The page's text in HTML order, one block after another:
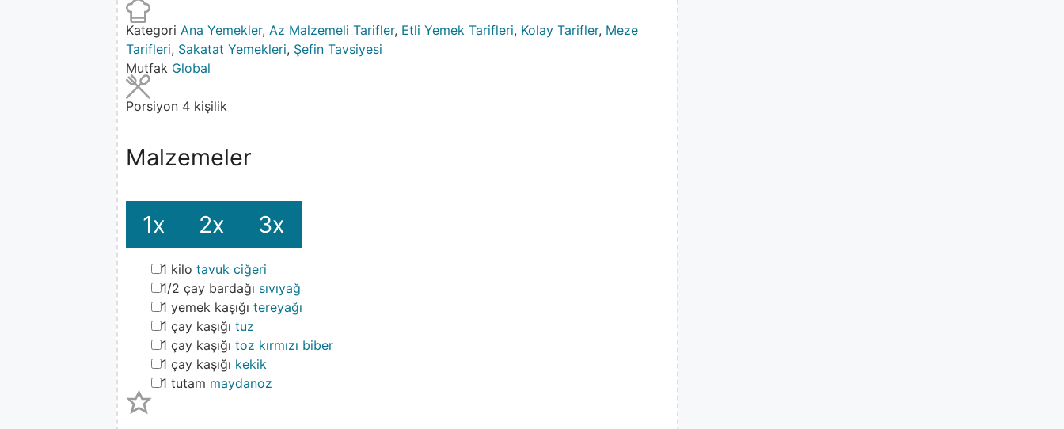
Kategori Ana Yemekler, Az Malzemeli Tarifler, Etli Yemek Tarifleri, Kolay Tarifler, Meze
Tarifleri, Sakatat Yemekleri, Şefin Tavsiyesi
Mutfak Global
Porsiyon 4 kişilik
Malzemeler
1x 2x 3x
▢
1 kilo tavuk ciğeri
▢
1/2 çay bardağı sıvıyağ
▢
1 yemek kaşığı tereyağı
▢
1 çay kaşığı tuz
▢
1 çay kaşığı toz kırmızı biber
▢
1 çay kaşığı kekik
▢
1 tutam maydanoz